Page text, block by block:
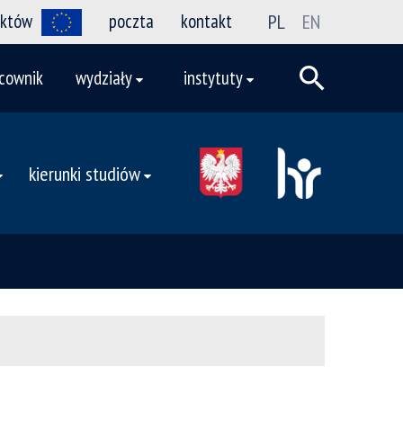
poczta kontakt PL EN
wydziały instytuty
kierunki studiów